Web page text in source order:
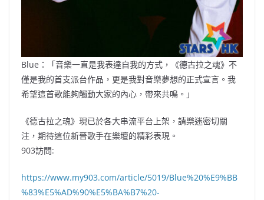
Blue：「音樂一直是我表達自我的方式，《德古拉之魂》不
僅是我的首支派台作品，更是我對音樂夢想的正式宣言。我
希望這首歌能夠觸動大家的內心，帶來共鳴。」
《德古拉之魂》現已於各大串流平台上架，請樂迷密切關
注，期待這位新晉歌手在樂壇的精彩表現。
903訪問:
https://www.my903.com/article/5019/Blue%20%E9%BB
%83%E5%AD%90%E5%BA%B7%20-